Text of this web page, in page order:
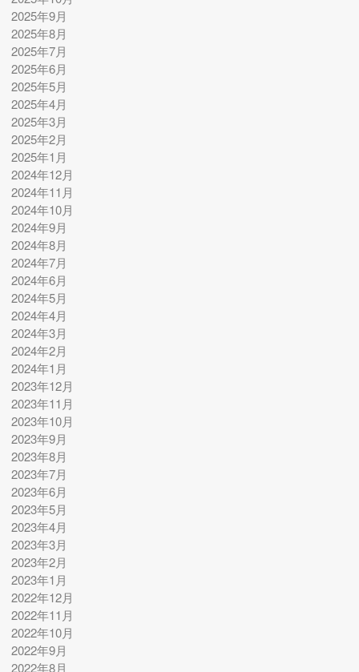
2025年9月
2025年8月
2025年7月
2025年6月
2025年5月
2025年4月
2025年3月
2025年2月
2025年1月
2024年12月
2024年11月
2024年10月
2024年9月
2024年8月
2024年7月
2024年6月
2024年5月
2024年4月
2024年3月
2024年2月
2024年1月
2023年12月
2023年11月
2023年10月
2023年9月
2023年8月
2023年7月
2023年6月
2023年5月
2023年4月
2023年3月
2023年2月
2023年1月
2022年12月
2022年11月
2022年10月
2022年9月
2022年8月